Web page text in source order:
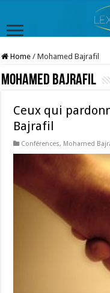
Home / Mohamed Bajrafil
Mohamed Bajrafil
Ceux qui
Bajrafil
Conférences, Mohamed